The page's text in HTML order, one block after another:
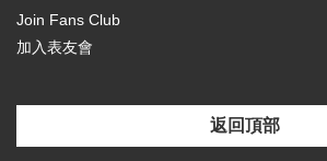
Join Fans Club
加入表友會
返回頂部